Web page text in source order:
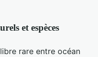
et espèces
rare entre océan